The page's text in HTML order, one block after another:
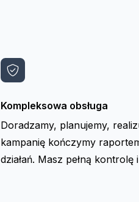
Kompleksowa obsługa
Doradzamy, planujemy,
kampanię kończymy
działań. Masz pełną kontrolę